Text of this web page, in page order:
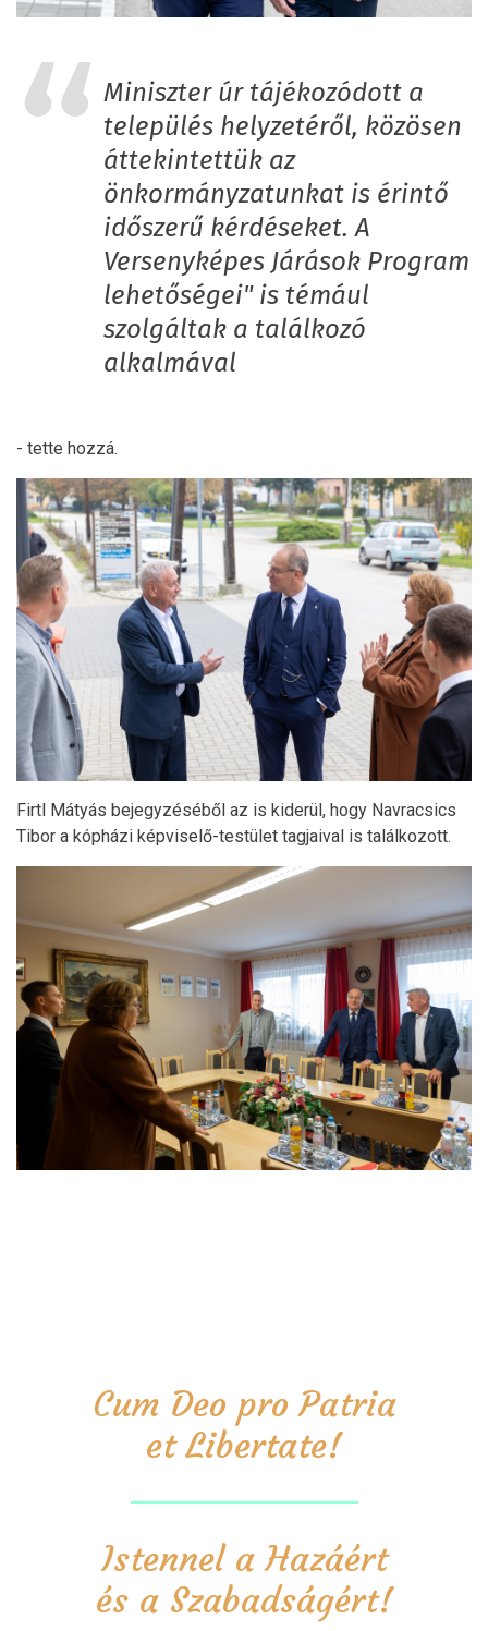
Miniszter úr tájékozódott a
település helyzetéről, közösen
áttekintettük az
önkormányzatunkat is érintő
időszerű kérdéseket. A
Versenyképes Járások Program
lehetőségei" is témául
szolgáltak a találkozó
alkalmával
- tette hozzá.
Firtl Mátyás bejegyzéséből az is kiderül, hogy Navracsics
Tibor a kópházi képviselő-testület tagjaival is találkozott.
Cum Deo pro Patria
et Libertate!
Istennel a Hazáért
és a Szabadságért!